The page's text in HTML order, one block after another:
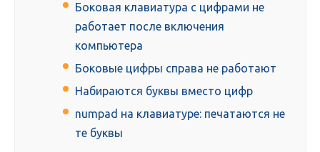
Боковая клавиатура с цифрами не
работает после включения
компьютера
Боковые цифры справа не работают
Набираются буквы вместо цифр
numpad на клавиатуре: печатаются не
те буквы